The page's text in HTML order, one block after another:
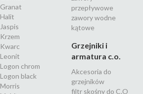
Granat
Halit
Jaspis
Krzem
Kwarc
Leonit
Logon chrom
Logon black
Morris
przepływowe
zawory wodne
kątowe
Grzejniki i
armatura c.o.
Akcesoria do
grzejników
filtr skośny do C.O